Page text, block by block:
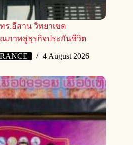
ร.อีสาน วิทยาเขต
ภาพสู่ธุรกิจประกันชีวิต
4 August 2026